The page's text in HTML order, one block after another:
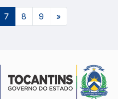
7(atual)
8 9 »